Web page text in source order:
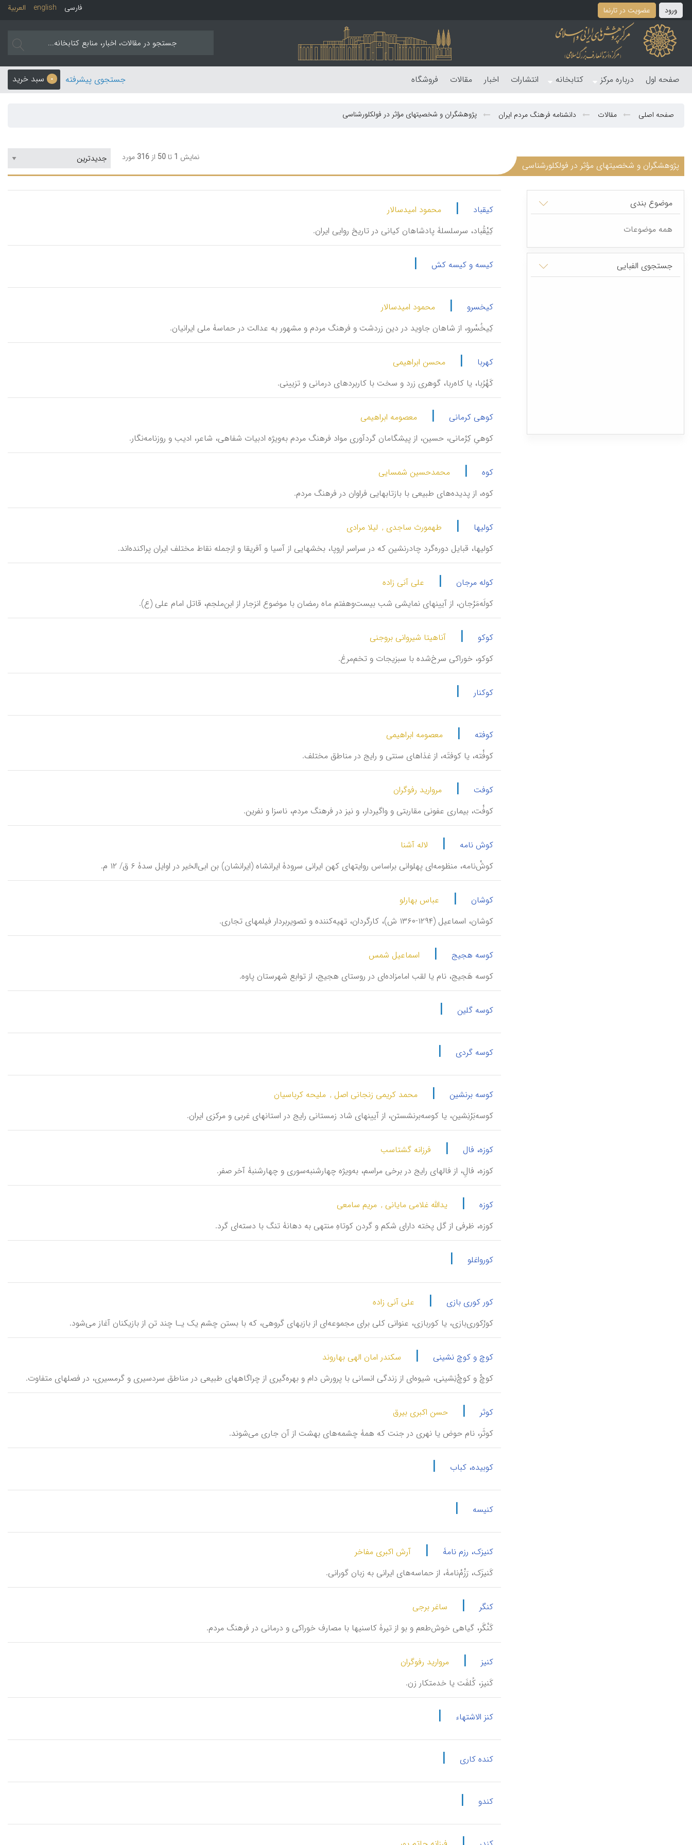
ورود عضویت در تارنما العربیة english فارسی
صفحه اول درباره مرکز کتابخانه انتشارات اخبار مقالات فروشگاه 0 سبد خرید جستجوی پیشرفته
صفحه اصلی مقالات دانشنامه فرهنگ مردم ایران پژوهشگران و شخصیتهای مؤثر در فولکلورشناسی
پژوهشگران و شخصیتهای مؤثر در فولکلورشناسی
نمایش 1 تا 50 از 316 مورد
موضوع بندی
همه موضوعات
جستجوی الفبایی
کیقباد |
محمود امیدسالار
کِیْقُباد، سرسلسلۀ پادشاهان کیانی در تاریخ روایی ایران.
کیسه و کیسه کش |
کیخسرو |
محمود امیدسالار
کِیخُسْرو، از شاهان جاوید در دین زردشت و فرهنگ مردم و مشهور به عدالت در حماسۀ ملی ایرانیان.
کهربا |
محسن ابراهیمی
کَهْرُبا، یا کاه‌ربا، گوهری زرد و سخت با کاربردهای درمانی و تزیینی.
کوهی کرمانی |
معصومه ابراهیمی
کوهیِ کِرْمانی، حسین، از پیشگامان گردآوری مواد فرهنگ مردم به‌ویژه ادبیات شفاهی، شاعر، ادیب و روزنامه‌نگار.
کوه |
محمدحسین شمسایی
کوه، از پدیده‌های طبیعی با بازتابهایی فراوان در فرهنگ مردم.
کولیها | طهمورث ساجدی , لیلا مرادی
کولیها، قبایل دوره‌گرد چادرنشین که در سراسر اروپا، بخشهایی از آسیا و آفریقا و ازجمله نقاط مختلف ایران پراکنده‌اند.
کوله مرجان |
علی آنی زاده
کولَه‌مَرْجان، از آیینهای نمایشی شب بیست‌وهفتم ماه رمضان با موضوع انزجار از ابن‌ملجم، قاتل امام علی (ع).
کوکو |
آناهیتا شیروانی بروجنی
کوکو، خوراکی سرخ‌شده با سبزیجات و تخم‌مرغ.
کوکنار |
کوفته |
معصومه ابراهیمی
کوفْته، یا کوفتَه، از غذاهای سنتی و رایج در مناطق مختلف.
کوفت |
مروارید رفوگران
کوفْت، بیماری‌ عفونی مقاربتی و واگیردار، و نیز در فرهنگ مردم، ناسزا و نفرین.
کوش نامه |
لاله آشنا
کوشْ‌نامه، منظومه‌ای پهلوانی براساس روایتهای کهن ایرانی سرودۀ ایرانشاه (ایرانشان) بن ابی‌الخیر در اوایل سدۀ ۶ ق/ ۱۲ م.
کوشان |
عباس بهارلو
کوشان، اسماعیل (۱۲۹۴-۱۳۶۰ ش)، کارگردان، تهیه‌کننده و تصویربردار فیلمهای تجاری.
کوسه هجیج |
اسماعیل شمس
کوسه هَجیج، نام یا لقب امامزاده‌ای در روستای هجیج، از توابع شهرستان پاوه.
کوسه گلین |
کوسه گردی |
کوسه برنشین | محمد کریمی زنجانی اصل , ملیحه کرباسیان
کوسه‌بَرْنِشین، یا کوسه‌برنشستن، از آیینهای شاد زمستانی رایج در استانهای غربی و مرکزی ایران.
کوزه، فال |
فرزانه گشتاسب
کوزه، فالِ، از فالهای رایج در برخی مراسم، به‌ویژه چهارشنبه‌سوری و چهارشنبۀ آخر صفر.
کوزه | یدالله غلامی مایانی , مریم سامعی
کوزه، ظرفی از گل پخته دارای شکم و گردن کوتاهِ منتهی به دهانۀ تنگ با دسته‌ای گرد.
کورواغلو |
کور کوری بازی |
علی آنی زاده
کورْکوری‌بازی، یا کوربازی، عنوانی کلی برای مجموعه‌ای از بازیهای گروهی، که با بستن چشم یک یـا چند تن از بازیکنان آغاز می‌شود.
کوچ و کوچ نشینی |
سکندر امان الهی بهاروند
کوچْ و کوچْ‌نِشینی، شیوه‌ای از زندگی انسانی با پرورش دام و بهره‌گیری از چراگاههای طبیعی در مناطق سردسیری و گرمسیری، در فصلهای متفاوت.
کوثر |
حسن اکبری بیرق
کوثَر، نام حوض یا نهری در جنت که همۀ چشمه‌های بهشت از آن جاری می‌شوند.
کوبیده، کباب |
کنیسه |
کنیزک، رزم نامۀ |
آرش اکبری مفاخر
کَنیزَک، رَزْمْ‌نامۀ، از حماسه‌های ایرانی به زبان گورانی.
کنگر |
ساغر برجی
کَنْگَر، گیاهی خوش‌طعم و بو از تیرۀ کاسنیها با مصارف خوراکی و درمانی در فرهنگ مردم.
کنیز |
مروارید رفوگران
کَنیز، کُلفَت یا خدمتکار زن.
کنز الاشتهاء |
کنده کاری |
کندو |